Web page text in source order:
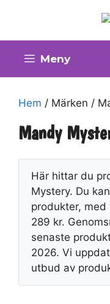
innehåll
Meny
Hem / Märken /
Mandy
Här hittar du
Mystery. Du
produkter, med
289 kr.
senaste
2026. Vi
utbud av